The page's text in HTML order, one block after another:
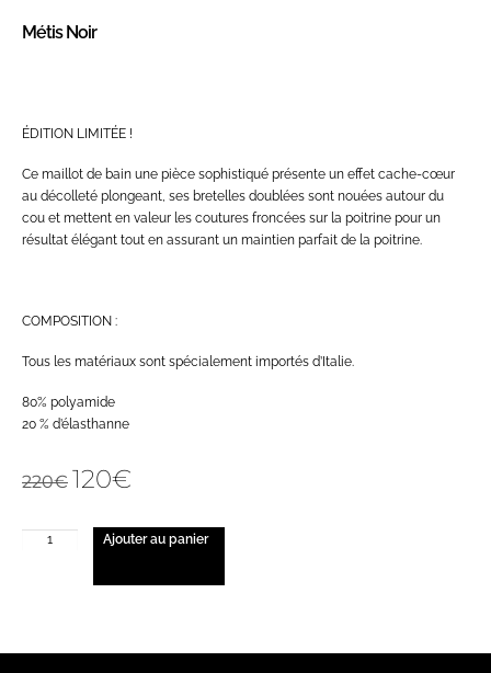
Métis Noir
ÉDITION LIMITÉE !
Ce maillot de bain une pièce sophistiqué présente un effet cache-cœur
au décolleté plongeant, ses bretelles doublées sont nouées autour du
cou et mettent en valeur les coutures froncées sur la poitrine pour un
résultat élégant tout en assurant un maintien parfait de la poitrine.
COMPOSITION :
Tous les matériaux sont spécialement importés d’Italie.
80% polyamide
20 % d’élasthanne
220€ 120€
Ajouter au panier